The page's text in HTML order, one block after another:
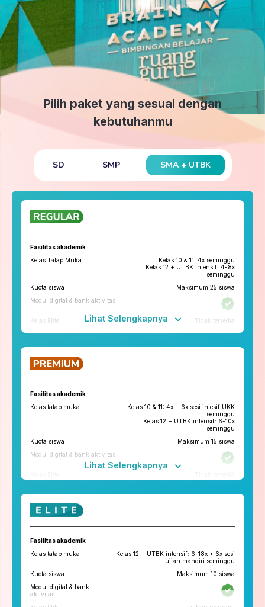
Pilih paket yang sesuai dengan
kebutuhanmu
SD SMP SMA + UTBK
Fasilitas akademik
Kelas Tatap Muka
Kelas 10 & 11: 4x seminggu
Kelas 12 + UTBK intensif: 4-8x
seminggu
Kuota siswa
Maksimum 25 siswa
Modul digital & bank aktivitas
Kelas Elite
Tidak tersedia
Fitur penunjang
ruangbelajar
roboguru
Pengembangan Diri
Konseling Privat via chat & video
Tryout
Tryout Basic & Premium
13x setahun
Lihat Selengkapnya
Fasilitas akademik
Kelas tatap muka
Kelas 10 & 11: 4x + 6x sesi intesif UKK
seminggu
Kelas 12 + UTBK intensif: 6-10x
seminggu
Kuota siswa
Maksimum 15 siswa
Modul digital & bank aktivitas
Konseling dan Kelas
Tryout
Lihat Selengkapnya
Fasilitas akademik
Kelas tatap muka
Kelas 12 + UTBK intensif: 6-18x + 6x sesi
ujian mandiri seminggu
Kuota siswa
Maksimum 10 siswa
Modul digital & bank
aktivitas